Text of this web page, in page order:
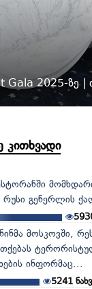
Gala 2025-ზე |
კითხვადი
გენერლის
მოსკოვში,
ინფორმაც...
5241